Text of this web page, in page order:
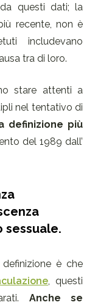
questi dati; la
recente, non è
includevano
tra di loro.
stare attenti a
nel tentativo di
definizione più
del 1989 dall’
sessuale.
è che
, questi
Anche se